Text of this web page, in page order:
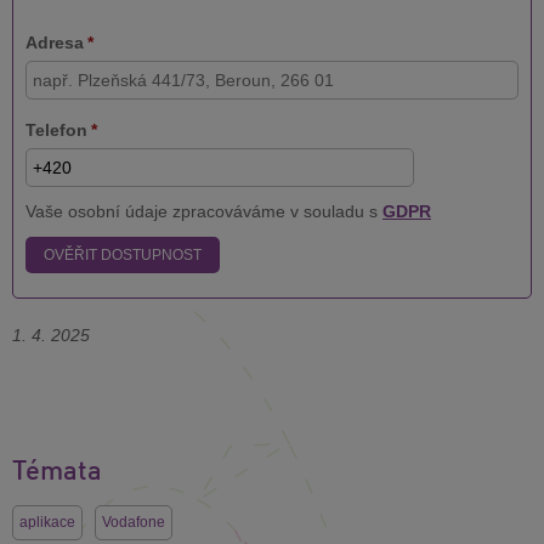
Adresa *
Telefon *
Vaše osobní údaje zpracováváme v souladu s GDPR
OVĚŘIT DOSTUPNOST
1. 4. 2025
Témata
aplikace Vodafone